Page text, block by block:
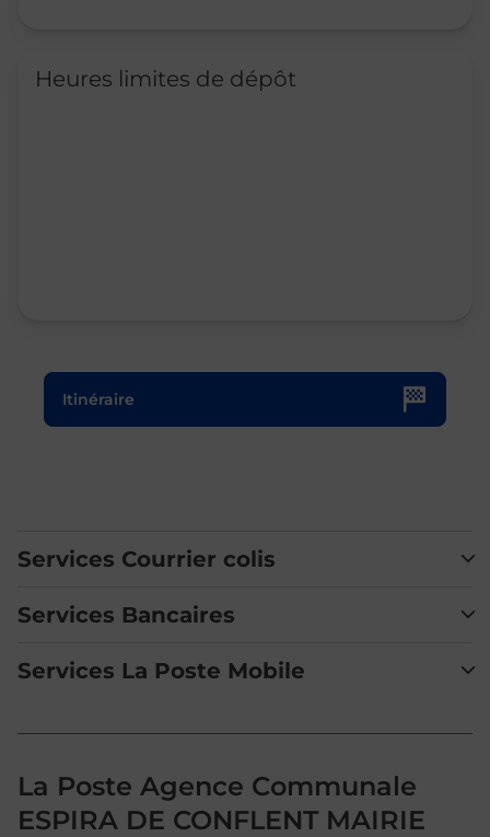
Heures limites de dépôt
Itinéraire
Le lien s'ouvre dans un nouvel onglet
Services Courrier colis
Services Bancaires
Services La Poste Mobile
La Poste Agence Communale
ESPIRA DE CONFLENT MAIRIE